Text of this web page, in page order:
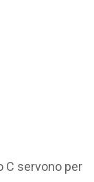
C servono per